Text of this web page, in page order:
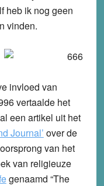
heb ik nog geen
vinden.
invloed van
vertaalde het
al een artikel uit het
Journal’ over de
van het
van religieuze
genaamd “The